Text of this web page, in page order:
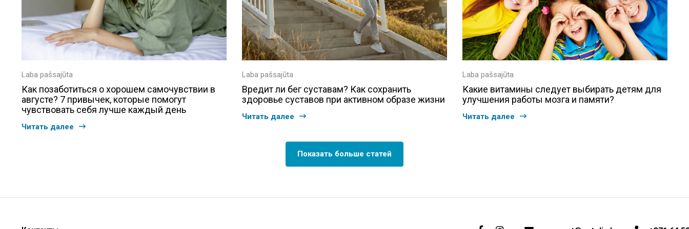
Laba pašsajūta
Как позаботиться о хорошем самочувствии в
августе? 7 привычек, которые помогут
чувствовать себя лучше каждый день
Читать далее
Laba pašsajūta
Вредит ли бег суставам? Как сохранить
здоровье суставов при активном образе жизни
Читать далее
Laba pašsajūta
Какие витамины следует выбирать детям для
улучшения работы мозга и памяти?
Читать далее
Показать больше статей